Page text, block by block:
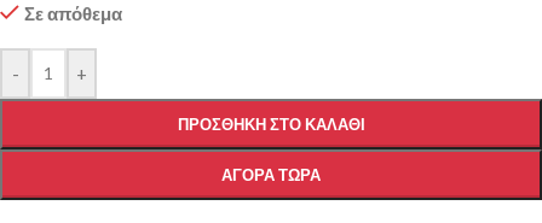
Σε απόθεμα
- +
ΠΡΟΣΘΉΚΗ ΣΤΟ ΚΑΛΆΘΙ
ΑΓΟΡΆ ΤΏΡΑ